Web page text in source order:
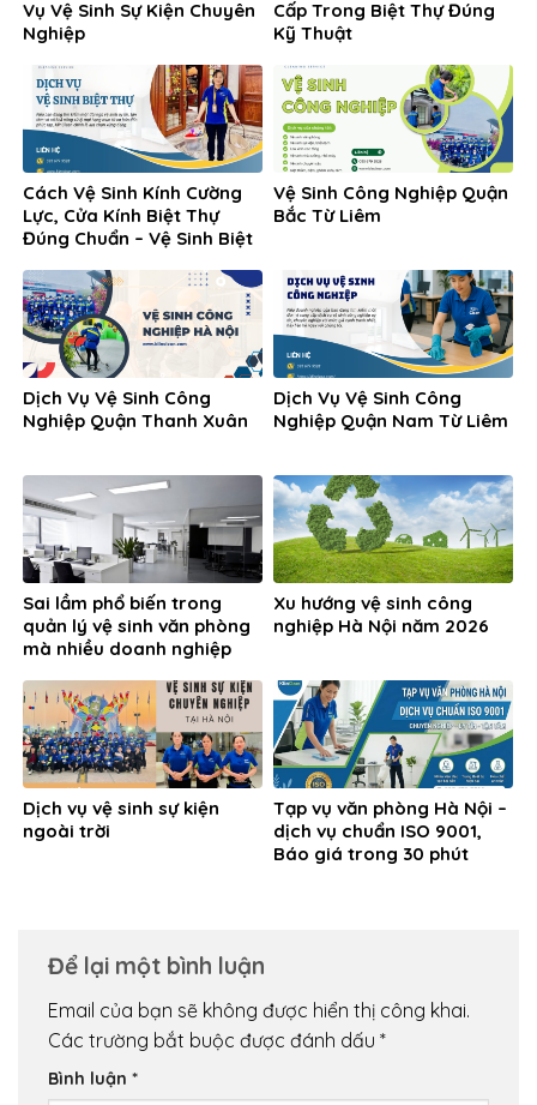
Vụ Vệ Sinh Sự Kiện Chuyên
Nghiệp
Cấp Trong Biệt Thự Đúng
Kỹ Thuật
Cách Vệ Sinh Kính Cường
Lực, Cửa Kính Biệt Thự
Đúng Chuẩn – Vệ Sinh Biệt
Vệ Sinh Công Nghiệp Quận
Bắc Từ Liêm
Dịch Vụ Vệ Sinh Công
Nghiệp Quận Thanh Xuân
Dịch Vụ Vệ Sinh Công
Nghiệp Quận Nam Từ Liêm
Sai lầm phổ biến trong
quản lý vệ sinh văn phòng
mà nhiều doanh nghiệp
Xu hướng vệ sinh công
nghiệp Hà Nội năm 2026
Dịch vụ vệ sinh sự kiện
ngoài trời
Tạp vụ văn phòng Hà Nội –
dịch vụ chuẩn ISO 9001,
Báo giá trong 30 phút
Để lại một bình luận
Email của bạn sẽ không được hiển thị công khai.
Các trường bắt buộc được đánh dấu *
Bình luận *